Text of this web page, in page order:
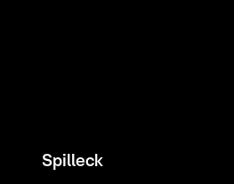
Spilleck